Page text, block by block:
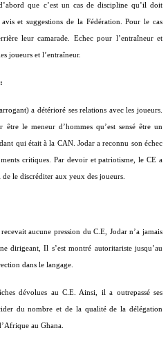
que c’est un cas de discipline qu’il doit
et suggestions de la Fédération. Pour le cas
leur camarade. Echec pour l’entraîneur et
joueurs et l’entraîneur.
a détérioré ses relations avec les joueurs.
le meneur d’hommes qu’est sensé être un
qui était à la CAN. Jodar a reconnu son échec
critiques. Par devoir et patriotisme, le CE a
le discréditer aux yeux des joueurs.
aucune pression du C.E, Jodar n’a jamais
dirigeant, Il s’est montré autoritariste jusqu’au
dans le langage.
dévolues au C.E. Ainsi, il a outrepassé ses
du nombre et de la qualité de la délégation
au Ghana.